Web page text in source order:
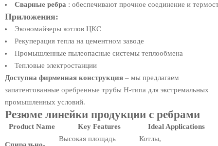
Сварные ребра : обеспечивают прочное соединение и
Приложения:
Экономайзеры котлов ЦКС
Рекуперация тепла на цементном заводе
Промышленные пылеопасные системы теплообмена
Тепловые электростанции
Доступна фирменная конструкция – мы предлагаем
запатентованные оребренные трубы H-типа для экстремальных
промышленных условий.
Резюме линейки продукции с ребрами
Product Name Key Features Ideal Applications
Высокая площадь Котлы,